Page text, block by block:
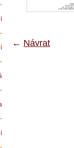
← Návrat